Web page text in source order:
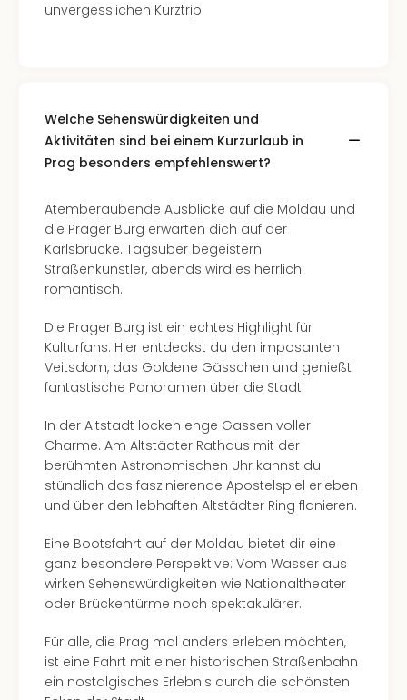
unvergesslichen Kurztrip!
Welche Sehenswürdigkeiten und
Aktivitäten sind bei einem Kurzurlaub in
Prag besonders empfehlenswert?
Atemberaubende Ausblicke auf die Moldau und
die Prager Burg erwarten dich auf der
Karlsbrücke. Tagsüber begeistern
Straßenkünstler, abends wird es herrlich
romantisch.
Die Prager Burg ist ein echtes Highlight für
Kulturfans. Hier entdeckst du den imposanten
Veitsdom, das Goldene Gässchen und genießt
fantastische Panoramen über die Stadt.
In der Altstadt locken enge Gassen voller
Charme. Am Altstädter Rathaus mit der
berühmten Astronomischen Uhr kannst du
stündlich das faszinierende Apostelspiel erleben
und über den lebhaften Altstädter Ring flanieren.
Eine Bootsfahrt auf der Moldau bietet dir eine
ganz besondere Perspektive: Vom Wasser aus
wirken Sehenswürdigkeiten wie Nationaltheater
oder Brückentürme noch spektakulärer.
Für alle, die Prag mal anders erleben möchten,
ist eine Fahrt mit einer historischen Straßenbahn
ein nostalgisches Erlebnis durch die schönsten